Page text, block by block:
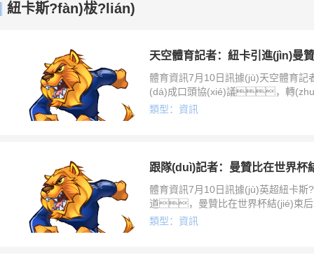
紐卡斯?fàn)柭?lián)
體育資訊7月10日訊據(jù)天空體育
(dá)成口頭協(xié)議，轉
比的轉(zhuǎn)會達(dá)成了一份口
類型：資訊
跟隊(duì)記者：曼贊比在世界杯
體育資訊7月10日訊據(jù)英超紐卡
道，曼贊比在世界杯結(jié)束
瑞士隊(duì)參加世界杯，他上
類型：資訊